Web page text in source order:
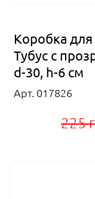
Коробка для
Тубус с
d-30, h-6 см
Арт. 017826
225